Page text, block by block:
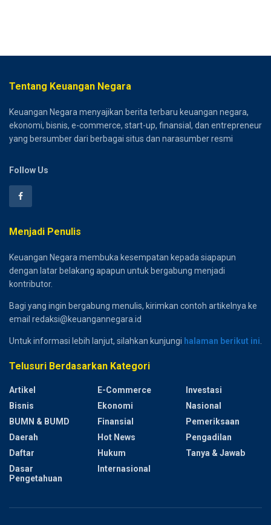
Tentang Keuangan Negara
Keuangan Negara menyajikan berita terbaru keuangan negara,
ekonomi, bisnis, e-commerce, start-up, finansial, dan entrepreneur
yang bersumber dari berbagai situs dan narasumber resmi
Follow Us
Menjadi Penulis
Keuangan Negara membuka kesempatan kepada siapapun
dengan latar belakang apapun untuk bergabung menjadi
kontributor.
Bagi yang ingin bergabung menulis, kirimkan contoh artikelnya ke
email redaksi@keuangannegara.id
Untuk informasi lebih lanjut, silahkan kunjungi halaman berikut ini
Telusuri Berdasarkan Kategori
Artikel
Bisnis
BUMN & BUMD
Daerah
Daftar
Dasar
Pengetahuan
E-Commerce
Ekonomi
Finansial
Hot News
Hukum
Internasional
Investasi
Nasional
Pemeriksaan
Pengadilan
Tanya & Jawab